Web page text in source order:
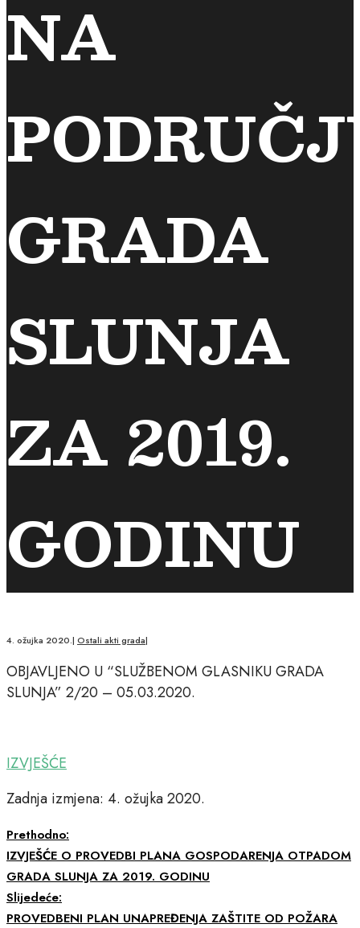
NA
GRADA
SLUNJA
ZA 2019.
GODINU
4. ožujka 2020.| Ostali akti grada|
OBJAVLJENO U “SLUŽBENOM GLASNIKU GRADA
SLUNJA” 2/20 – 05.03.2020.
IZVJEŠĆE
Zadnja izmjena: 4. ožujka 2020.
Prethodno:
IZVJEŠĆE O PROVEDBI PLANA GOSPODARENJA OTPADOM
GRADA SLUNJA ZA 2019. GODINU
Slijedeće:
PROVEDBENI PLAN UNAPREĐENJA ZAŠTITE OD POŽARA